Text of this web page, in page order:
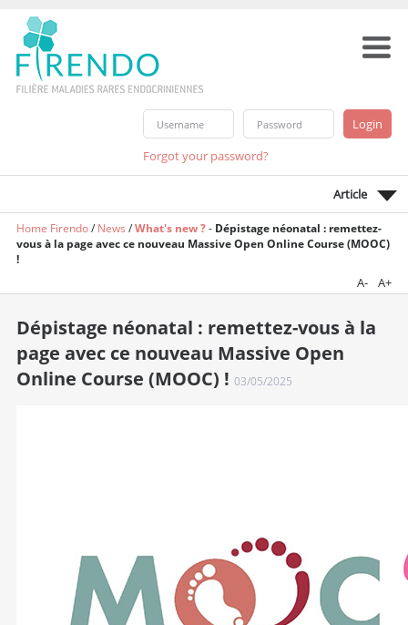
Forgot your password?
Article
Home Firendo/News /What's new ?- Dépistage néonatal : remettez-
vous à la page avec ce nouveau Massive Open Online Course (MOOC)
!
A- A+
Dépistage néonatal : remettez-vous à la
page avec ce nouveau Massive Open
Online Course (MOOC) ! 03/05/2025